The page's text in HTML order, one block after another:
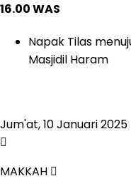
16.00 WAS
Napak Tilas
Masjidil Haram
Jum'at, 10 Januari 2025
MAKKAH